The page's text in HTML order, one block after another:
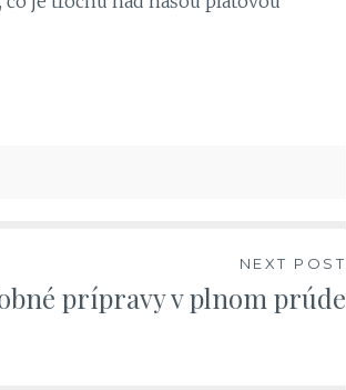
NEXT POST
prípravy v plnom prúde